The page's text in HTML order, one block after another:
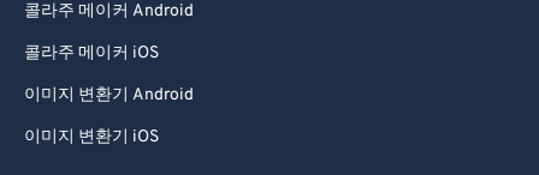
콜라주 메이커 Android
콜라주 메이커 iOS
이미지 변환기 Android
이미지 변환기 iOS